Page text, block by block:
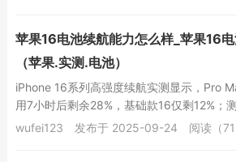
苹果16电池续航能力怎么样_苹果16
（苹果.实测.电池）
iPhone 16系列高强度续航实测显示，Pro
用7小时后剩余28%，基础款16仅剩12%；
5G网络、持续高负载...
wufei123 发布于 2025-09-24 阅读（71